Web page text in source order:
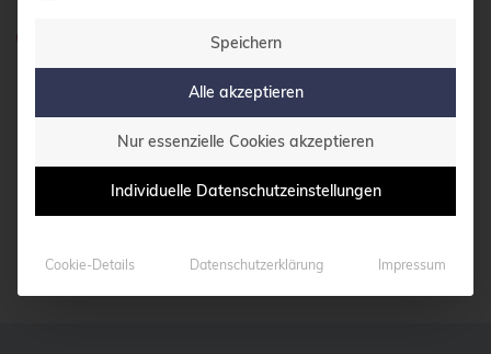
Call for papers
Cassandra
CentOS
CERN
Haben Sie Fragen?
0800 credati(v)
+49 2161 9174200
Speichern
Alle akzeptieren
Nur essenzielle Cookies akzeptieren
Individuelle Datenschutzeinstellungen
Cookie-Details Datenschutzerklärung Impressum